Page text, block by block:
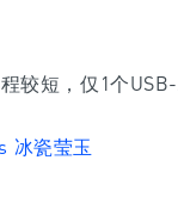
较短，仅1个USB-
冰瓷莹玉